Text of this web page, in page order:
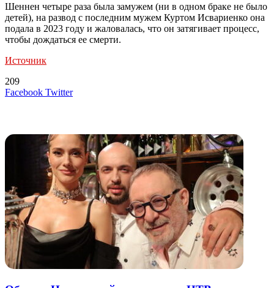
Шеннен четыре раза была замужем (ни в одном браке не было
детей), на развод с последним мужем Куртом Исвариенко она
подала в 2023 году и жаловалась, что он затягивает процесс,
чтобы дождаться ее смерти.
Источник
209
Facebook TwitterLinkedIn
Tumblr
Reddit
Вконтакте
Одноклассники
Skype
Messenger
Messenger
WhatsApp
Telegram
Viber
Line
Поделиться
Печатать